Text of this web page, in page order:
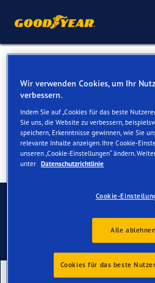
Kia Niro
Kontaktieren Sie uns
Unsere neuesten Produkte
Wir verwenden Cookies, um Ihr
verbessern.
Indem Sie auf „Cookies für das beste
Sie uns, die Website zu verbessern,
speichern, Erkenntnisse gewinnen, wie Sie
relevante Inhalte anzeigen. Ihre Cookie-
unseren „Cookie-Einstellungen“ ändern.
unter Datenschutzrichtlinie
Cookie-
Alle ablehnen
Cookies für das beste